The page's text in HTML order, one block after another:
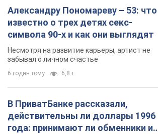
Александру Пономареву – 53: что
известно о трех детях секс-
символа 90-х и как они выглядят
Несмотря на развитие карьеры, артист не
забывал о личном счастье
6 годин тому 6,8 т.
В ПриватБанке рассказали,
действительны ли доллары 1996
года: принимают ли обменники и